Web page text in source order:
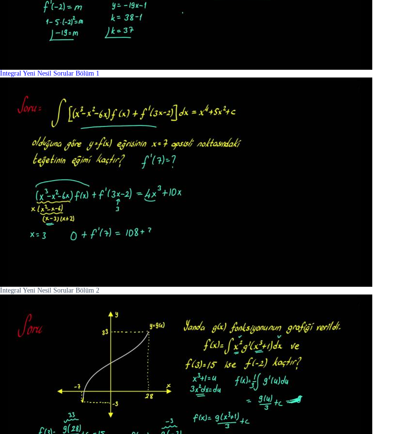
İntegral Yeni Nesil Sorular Bölüm 1
İntegral Yeni Nesil Sorular Bölüm 2